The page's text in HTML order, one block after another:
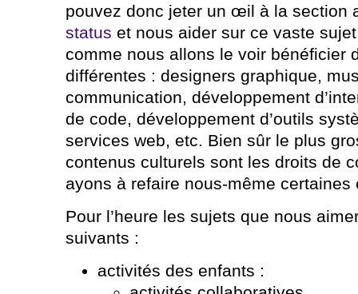
pouvez donc jeter un œil à la section
status et nous aider sur ce vaste
comme nous allons le voir bénéficier
différentes : designers graphique,
communication, développement
de code, développement d’outils
services web, etc. Bien sûr le plus
contenus culturels sont les droits de
ayons à refaire nous-même
Pour l’heure les sujets que nous
suivants :
activités des enfants :